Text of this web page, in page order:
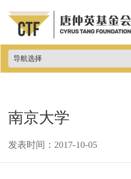
南京大学
发表时间：2017-10-05